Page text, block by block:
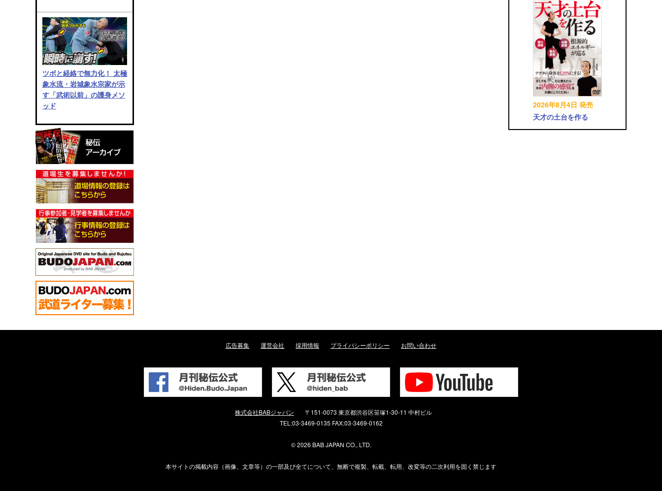
ツボと経絡で無力化！ 太極
象水流・岩城象水宗家が示
す「武術以前」の護身メソ
ッド
2026年8月4日 発売
天才の土台を作る
広告募集 運営会社 採用情報 プライバシーポリシー お問い合わせ
株式会社BABジャパン
〒151-0073 東京都渋谷区笹塚1-30-11 中村ビル
TEL:03-3469-0135 FAX:03-3469-0162
©2026 BAB JAPAN CO., LTD.
本サイトの掲載内容（画像、文章等）の一部及び全てについて、無断で複製、転載、転用、改変等の二次利用を固く禁じます